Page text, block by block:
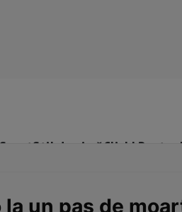
SportStil de viațăClick! Pentru
un pas de